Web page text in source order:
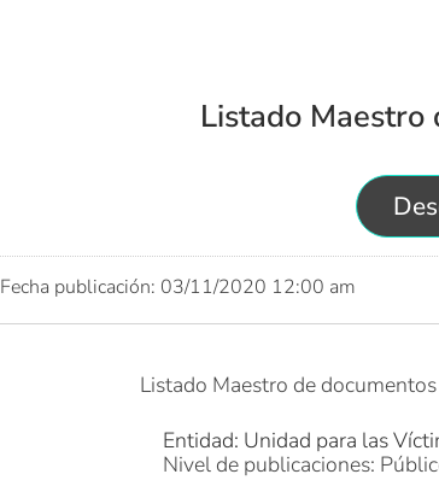
Listado
Fecha publicación: 03/11/2020 12:00 am
Listado Maestro de
Entidad: Unidad para las
Nivel de publicaciones: